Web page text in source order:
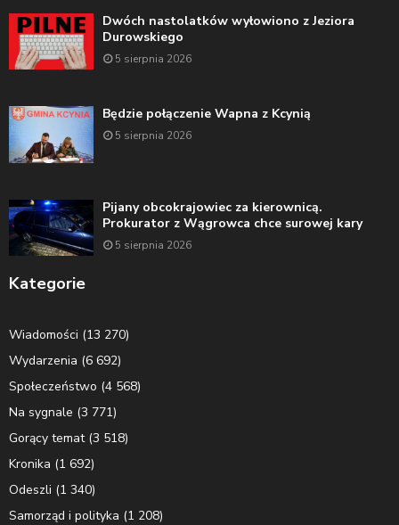
Dwóch nastolatków wyłowiono z Jeziora
Durowskiego
5 sierpnia 2026
Będzie połączenie Wapna z Kcynią
5 sierpnia 2026
Pijany obcokrajowiec za kierownicą.
Prokurator z Wągrowca chce surowej kary
5 sierpnia 2026
Kategorie
Wiadomości (13 270)
Wydarzenia (6 692)
Społeczeństwo (4 568)
Na sygnale (3 771)
Gorący temat(3 518)
Kronika (1 692)
Odeszli (1 340)
Samorząd i polityka (1 208)